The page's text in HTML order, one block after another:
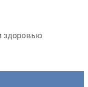
здоровью